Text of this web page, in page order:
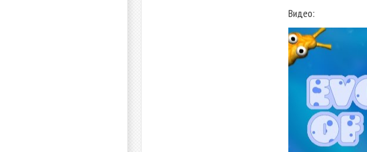
Видео: